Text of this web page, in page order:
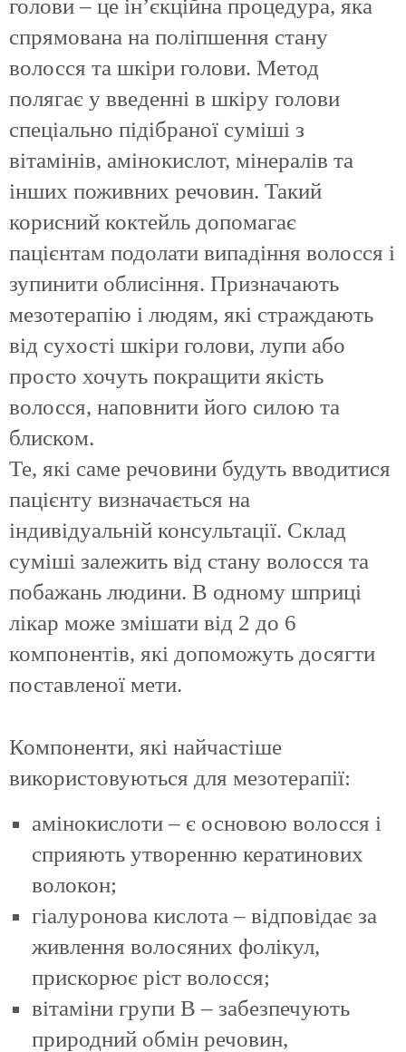
голови – це ін’єкційна процедура, яка
спрямована на поліпшення стану
волосся та шкіри голови. Метод
полягає у введенні в шкіру голови
спеціально підібраної суміші з
вітамінів, амінокислот, мінералів та
інших поживних речовин. Такий
корисний коктейль допомагає
пацієнтам подолати випадіння волосся і
зупинити облисіння. Призначають
мезотерапію і людям, які страждають
від сухості шкіри голови, лупи або
просто хочуть покращити якість
волосся, наповнити його силою та
блиском.
Те, які саме речовини будуть вводитися
пацієнту визначається на
індивідуальній консультації. Склад
суміші залежить від стану волосся та
побажань людини. В одному шприці
лікар може змішати від 2 до 6
компонентів, які допоможуть досягти
поставленої мети.
Компоненти, які найчастіше
використовуються для мезотерапії:
амінокислоти – є основою волосся і
сприяють утворенню кератинових
волокон;
гіалуронова кислота – відповідає за
живлення волосяних фолікул,
прискорює ріст волосся;
вітаміни групи В – забезпечують
природний обмін речовин,